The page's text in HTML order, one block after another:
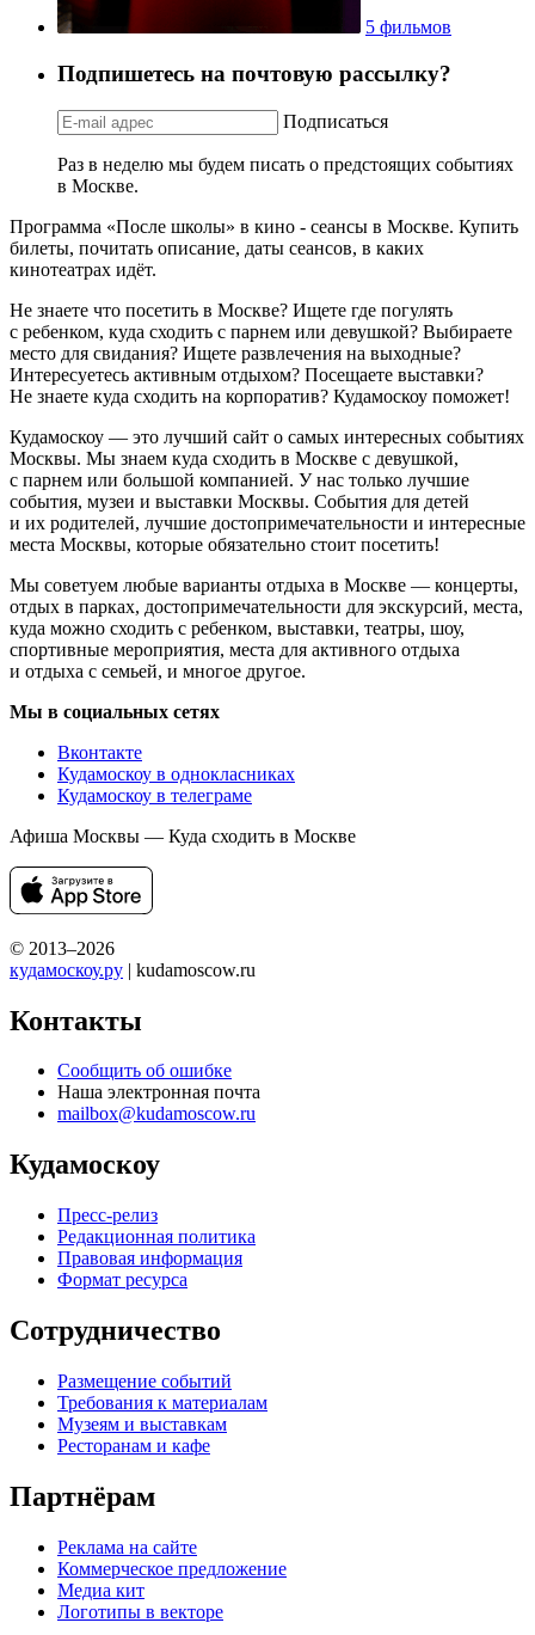
5 фильмов
Подпишетесь на почтовую рассылку?
Подписаться
Раз в неделю мы будем писать о предстоящих событиях
в Москве.
Программа «После школы» в кино - сеансы в Москве. Купить
билеты, почитать описание, даты сеансов, в каких
кинотеатрах идёт.
Не знаете что посетить в Москве? Ищете где погулять
с ребенком, куда сходить с парнем или девушкой? Выбираете
место для свидания? Ищете развлечения на выходные?
Интересуетесь активным отдыхом? Посещаете выставки?
Не знаете куда сходить на корпоратив? Кудамоскоу поможет!
Кудамоскоу — это лучший сайт о самых интересных событиях
Москвы. Мы знаем куда сходить в Москве с девушкой,
с парнем или большой компанией. У нас только лучшие
события, музеи и выставки Москвы. События для детей
и их родителей, лучшие достопримечательности и интересные
места Москвы, которые обязательно стоит посетить!
Мы советуем любые варианты отдыха в Москве — концерты,
отдых в парках, достопримечательности для экскурсий, места,
куда можно сходить с ребенком, выставки, театры, шоу,
спортивные мероприятия, места для активного отдыха
и отдыха с семьей, и многое другое.
Мы в социальных сетях
Вконтакте
Кудамоскоу в однокласниках
Кудамоскоу в телеграме
Афиша Москвы — Куда сходить в Москве
© 2013–2026
кудамоскоу.ру | kudamoscow.ru
Контакты
Сообщить об ошибке
Наша электронная почта
mailbox@kudamoscow.ru
Кудамоскоу
Пресс-релиз
Редакционная политика
Правовая информация
Формат ресурса
Сотрудничество
Размещение событий
Требования к материалам
Музеям и выставкам
Ресторанам и кафе
Партнёрам
Реклама на сайте
Коммерческое предложение
Медиа кит
Логотипы в векторе